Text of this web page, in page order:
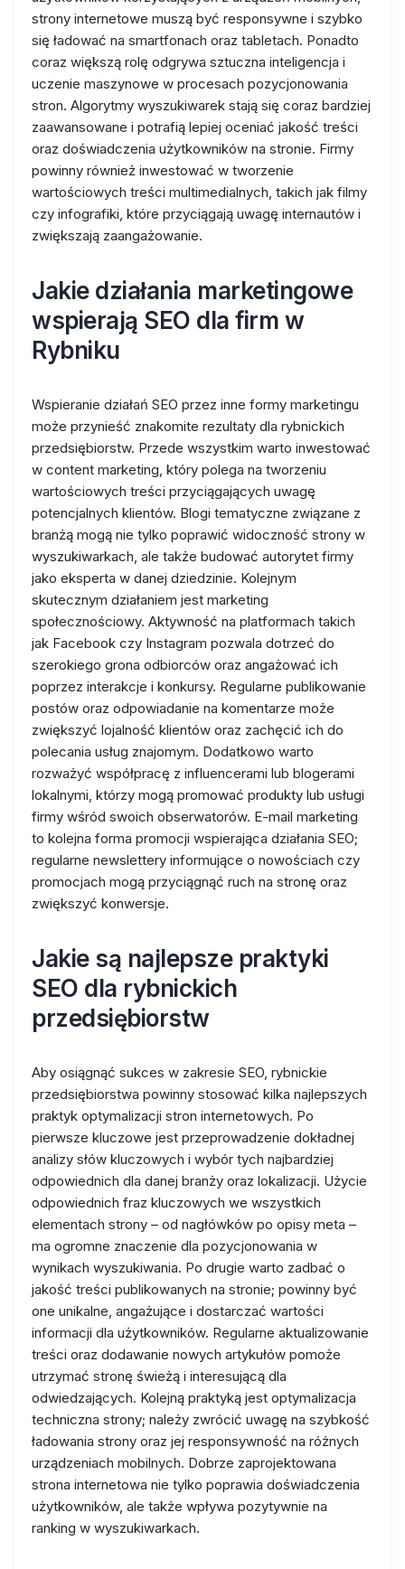
strony internetowe muszą być responsywne i szybko
się ładować na smartfonach oraz tabletach. Ponadto
coraz większą rolę odgrywa sztuczna inteligencja i
uczenie maszynowe w procesach pozycjonowania
stron. Algorytmy wyszukiwarek stają się coraz bardziej
zaawansowane i potrafią lepiej oceniać jakość treści
oraz doświadczenia użytkowników na stronie. Firmy
powinny również inwestować w tworzenie
wartościowych treści multimedialnych, takich jak filmy
czy infografiki, które przyciągają uwagę internautów i
zwiększają zaangażowanie.
Jakie działania marketingowe
wspierają SEO dla firm w
Rybniku
Wspieranie działań SEO przez inne formy marketingu
może przynieść znakomite rezultaty dla rybnickich
przedsiębiorstw. Przede wszystkim warto inwestować
w content marketing, który polega na tworzeniu
wartościowych treści przyciągających uwagę
potencjalnych klientów. Blogi tematyczne związane z
branżą mogą nie tylko poprawić widoczność strony w
wyszukiwarkach, ale także budować autorytet firmy
jako eksperta w danej dziedzinie. Kolejnym
skutecznym działaniem jest marketing
społecznościowy. Aktywność na platformach takich
jak Facebook czy Instagram pozwala dotrzeć do
szerokiego grona odbiorców oraz angażować ich
poprzez interakcje i konkursy. Regularne publikowanie
postów oraz odpowiadanie na komentarze może
zwiększyć lojalność klientów oraz zachęcić ich do
polecania usług znajomym. Dodatkowo warto
rozważyć współpracę z influencerami lub blogerami
lokalnymi, którzy mogą promować produkty lub usługi
firmy wśród swoich obserwatorów. E-mail marketing
to kolejna forma promocji wspierająca działania SEO;
regularne newslettery informujące o nowościach czy
promocjach mogą przyciągnąć ruch na stronę oraz
zwiększyć konwersje.
Jakie są najlepsze praktyki
SEO dla rybnickich
przedsiębiorstw
Aby osiągnąć sukces w zakresie SEO, rybnickie
przedsiębiorstwa powinny stosować kilka najlepszych
praktyk optymalizacji stron internetowych. Po
pierwsze kluczowe jest przeprowadzenie dokładnej
analizy słów kluczowych i wybór tych najbardziej
odpowiednich dla danej branży oraz lokalizacji. Użycie
odpowiednich fraz kluczowych we wszystkich
elementach strony – od nagłówków po opisy meta –
ma ogromne znaczenie dla pozycjonowania w
wynikach wyszukiwania. Po drugie warto zadbać o
jakość treści publikowanych na stronie; powinny być
one unikalne, angażujące i dostarczać wartości
informacji dla użytkowników. Regularne aktualizowanie
treści oraz dodawanie nowych artykułów pomoże
utrzymać stronę świeżą i interesującą dla
odwiedzających. Kolejną praktyką jest optymalizacja
techniczna strony; należy zwrócić uwagę na szybkość
ładowania strony oraz jej responsywność na różnych
urządzeniach mobilnych. Dobrze zaprojektowana
strona internetowa nie tylko poprawia doświadczenia
użytkowników, ale także wpływa pozytywnie na
ranking w wyszukiwarkach.